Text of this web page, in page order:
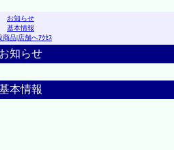
お知らせ
基本情報
商品|店舗へｱｸｾｽ
お知らせ
本情報